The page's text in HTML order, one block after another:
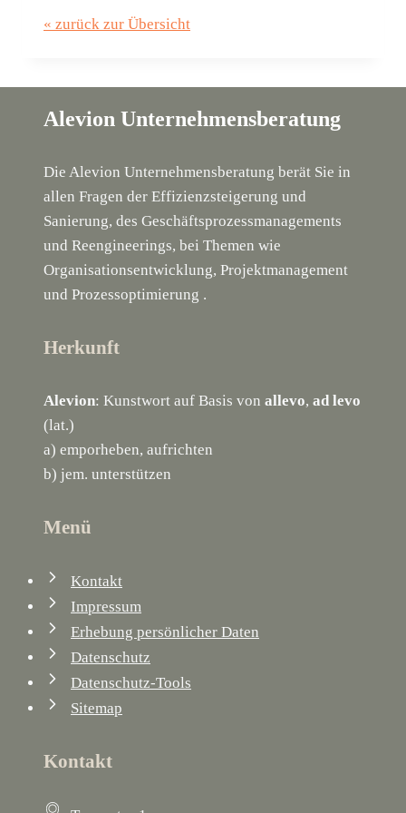
« zurück zur Übersicht
Alevion Unternehmensberatung
Die Alevion Unternehmensberatung berät Sie in
allen Fragen der Effizienzsteigerung und
Sanierung, des Geschäftsprozessmanagements
und Reengineerings, bei Themen wie
Organisationsentwicklung, Projektmanagement
und Prozessoptimierung .
Herkunft
Alevion: Kunstwort auf Basis von allevo, ad levo
(lat.)
a) emporheben, aufrichten
b) jem. unterstützen
Menü
Kontakt
Impressum
Erhebung persönlicher Daten
Datenschutz
Datenschutz-Tools
Sitemap
Kontakt